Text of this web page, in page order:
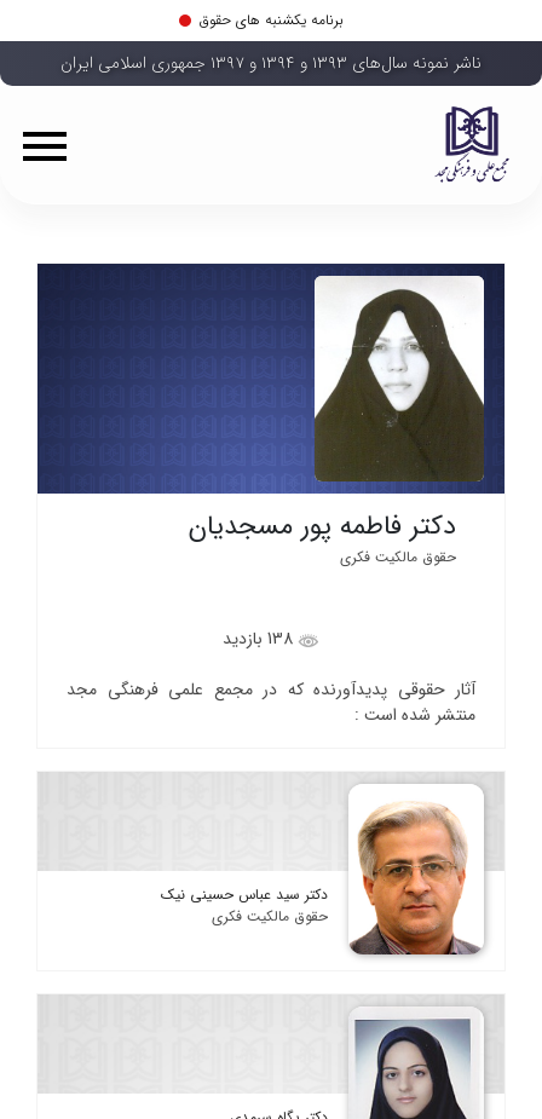
برنامه یکشنبه های حقوق
ناشر نمونه سال‌های ۱۳۹۳ و ۱۳۹۴ و ۱۳۹۷ جمهوری اسلامی ایران
دکتر فاطمه پور مسجدیان
حقوق مالکیت فکری
آثار حقوقی پدیدآورنده که در مجمع علمی فرهنگی مجد
منتشر شده است :
دکتر سید عباس حسینی نیک
حقوق مالکیت فکری